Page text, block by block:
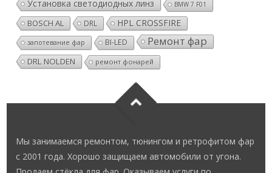
Установка светодиодных линз BMW 7 F01
BOSCH AL DRL HPL CROSSFIRE
запотевание фар BI-LED Ремонт фар
DRL NOLDEN ремонт фонарей
Мы занимаемся ремонтом, тюнингом и ретрофитом фар
с 2001 года. Хорошо защищаем автомобили от угона.